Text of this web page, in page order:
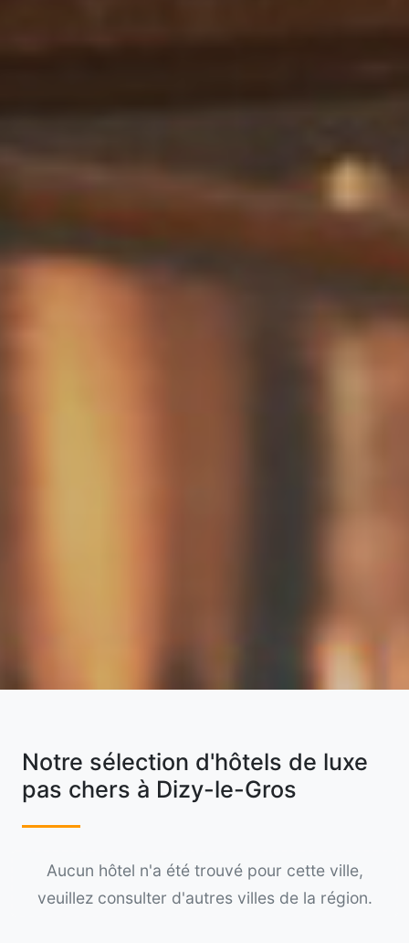
Notre sélection d'hôtels de luxe
pas chers à Dizy-le-Gros
Aucun hôtel n'a été trouvé pour cette ville,
veuillez consulter d'autres villes de la région.